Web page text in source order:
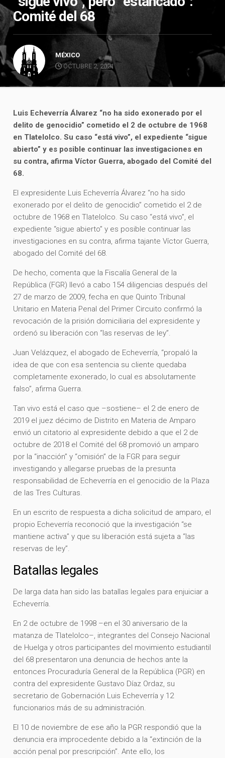
Comité del 68
MÉXICO
OCTUBRE 2, 2021
Luis Echeverría Álvarez “no ha sido exonerado por el
delito de genocidio” cometido el 2 de octubre de 1968
en Tlatelolco. Su caso “está vivo”, el expediente “sigue
abierto” y es posible continuar las investigaciones en
su contra, afirma Víctor Guerra, abogado del Comité del
68.
El expresidente Luis Echeverría Álvarez “no ha sido
exonerado por el delito de genocidio” cometido el 2 de
octubre de 1968 en Tlatelolco. Su caso “está vivo”, el
expediente “sigue abierto” y es posible continuar las
investigaciones en su contra, afirma tajante Víctor Guerra,
abogado del Comité del 68.
De hecho, comenta que la Fiscalía General de la
República (FGR) llevó a cabo 154 diligencias después del
27 de marzo de 2009, fecha en que Quinto Tribunal
Unitario en Materia Penal del Primer Circuito confirmó la
revocación de la prisión domiciliaria del expresidente y
ordenó su liberación con “las reservas de ley”.
Juan Velázquez, el abogado de Echeverría, “propaló la
idea de que con esa sentencia su cliente quedaba
completamente exonerado, lo cual es absolutamente
falso”, afirma Guerra.
Tan vivo está el caso que –sostiene– el 2 de enero de
2019 el juez décimo de Distrito en Materia de Amparo
envió un citatorio al expresidente debido a que el 2 de
octubre de 2018 el Comité del 68 promovió un amparo
por la “inacción” y “omisión” de la FGR para seguir
investigando y allegarse pruebas de la presunta
responsabilidad de Echeverría en el genocidio de la Plaza
de las Tres Culturas.
En un escrito de respuesta a dicha solicitud de amparo, el
propio Echeverría reconoció que la investigación “se
mantiene activa” y que su liberación está sujeta a “las
reservas de ley”.
Batallas legales
De larga data han sido las batallas legales para enjuiciar a
Echeverría.
En 2 de octubre de 1998 –en el 30 aniversario de la
matanza de Tlatelolco–, integrantes del Consejo Nacional
de Huelga y otros participantes del movimiento estudiantil
del 68 presentaron una denuncia de hechos ante la
entonces Procuraduría General de la República (PGR) en
contra del expresidente Gustavo Díaz Ordaz, su
secretario de Gobernación Luis Echeverría y 12
funcionarios más de su administración.
El 10 de noviembre de ese año la PGR respondió que la
denuncia era improcedente debido a la “extinción de la
acción penal por prescripción”. Ante ello, los